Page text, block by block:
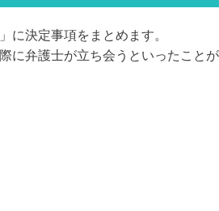
に決定事項をまとめます。
に弁護士が立ち会うといったことが